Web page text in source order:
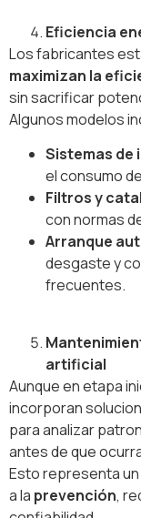
Eficiencia
Los fabricantes
maximizan la
sin sacrificar
Algunos modelos
Sistemas
el consumo
Filtros y
con normas
Arranque
desgaste y
frecuentes.
artificial
Aunque en etapa
incorporan
para analizar
antes de que
Esto representa un
a la prevención,